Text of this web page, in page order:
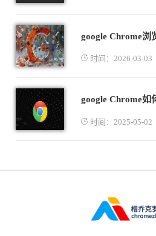
时间：2026-03-03
时间：2025-05-02